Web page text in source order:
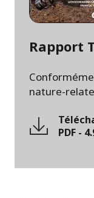
Rapport
nature-
PDF -